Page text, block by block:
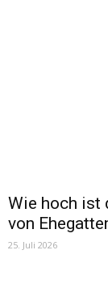
Wie hoch ist
von
25. Juli 2026